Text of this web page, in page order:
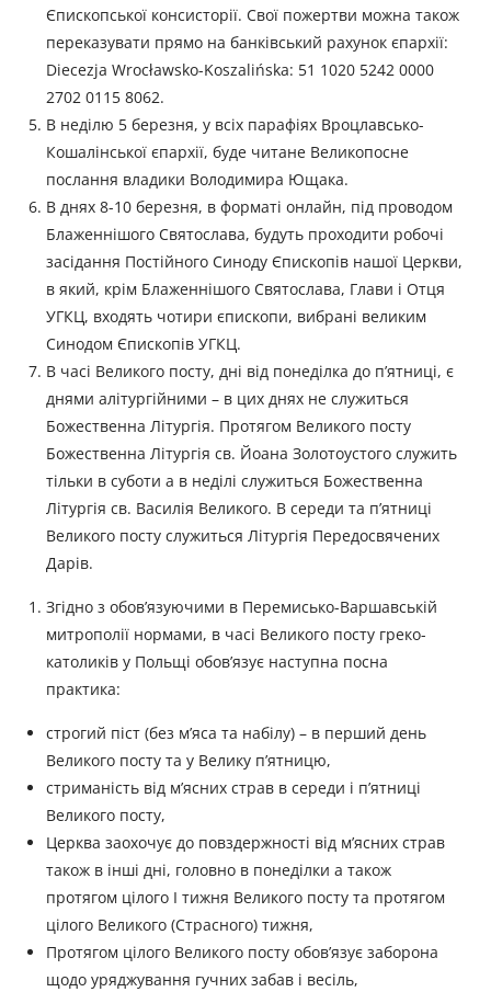
Єпископської консисторії. Свої пожертви можна також
переказувати прямо на банківський рахунок єпархії:
Diecezja Wrocławsko-Koszalińska: 51 1020 5242 0000
2702 0115 8062.
В неділю 5 березня, у всіх парафіях Вроцлавсько-
Кошалінської єпархії, буде читане Великопосне
послання владики Володимира Ющака.
В днях 8-10 березня, в форматі онлайн, під проводом
Блаженнішого Святослава, будуть проходити робочі
засідання Постійного Синоду Єпископів нашої Церкви,
в який, крім Блаженнішого Святослава, Глави і Отця
УГКЦ, входять чотири єпископи, вибрані великим
Синодом Єпископів УГКЦ.
В часі Великого посту, дні від понеділка до п’ятниці, є
днями алітургійними – в цих днях не служиться
Божественна Літургія. Протягом Великого посту
Божественна Літургія св. Йоана Золотоустого служить
тільки в суботи а в неділі служиться Божественна
Літургія св. Василія Великого. В середи та п’ятниці
Великого посту служиться Літургія Передосвячених
Дарів.
Згідно з обов’язуючими в Перемисько-Варшавській
митрополії нормами, в часі Великого посту греко-
католиків у Польщі обов’язує наступна посна
практика:
строгий піст (без м’яса та набілу) – в перший день
Великого посту та у Велику п’ятницю,
стриманість від м’ясних страв в середи і п’ятниці
Великого посту,
Церква заохочує до повздержності від м’ясних страв
також в інші дні, головно в понеділки а також
протягом цілого І тижня Великого посту та протягом
цілого Великого (Страсного) тижня,
Протягом цілого Великого посту обов’язує заборона
щодо уряджування гучних забав і весіль,